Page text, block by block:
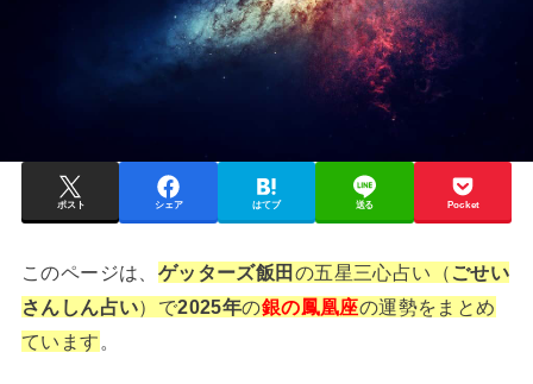
ポスト シェア はてブ 送る Pocket
このページは、 ゲッターズ飯田 の五星三心占い（ ごせい
さんしん占い）で2025年の銀の鳳凰座の運勢をまとめ
ています 。